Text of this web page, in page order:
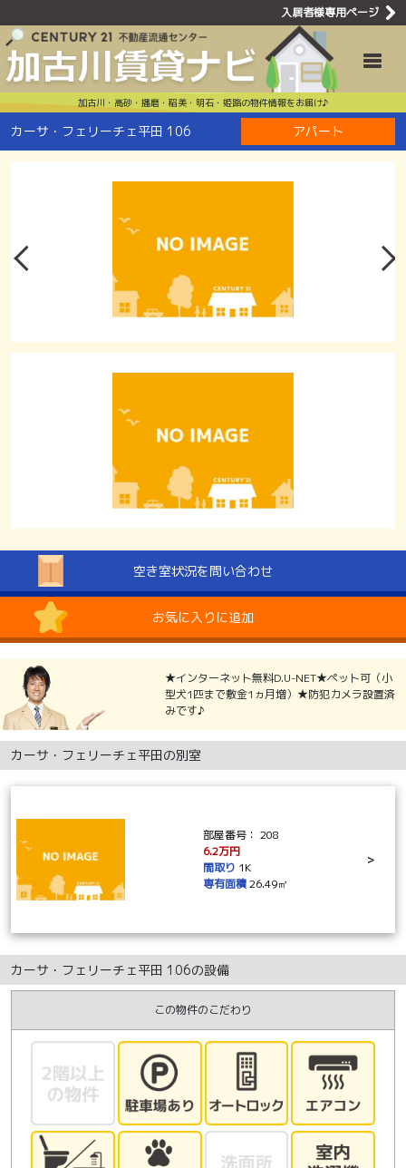
入居者様専用ページ
加古川・高砂・播磨・稲美・明石・姫路の物件情報をお届け♪
カーサ・フェリーチェ平田 106 アパート
空き室状況を問い合わせ
お気に入りに追加
★インターネット無料D.U-NET★ペット可（小
型犬1匹まで敷金1ヵ月増）★防犯カメラ設置済
みです♪
カーサ・フェリーチェ平田の別室
部屋番号： 208
6.2万円
間取り 1K
専有面積26.49㎡
>
カーサ・フェリーチェ平田 106の設備
この物件のこだわり